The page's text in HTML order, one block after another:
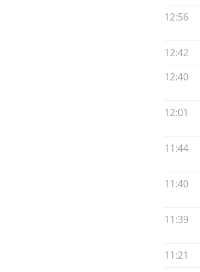
12:56
12:42
12:40
12:01
11:44
11:40
11:39
11:21